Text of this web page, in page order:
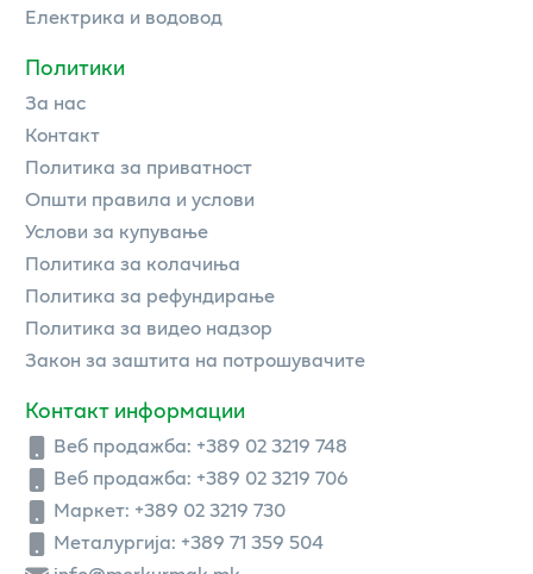
Електрика и водовод
Политики
За нас
Контакт
Политика за приватност
Општи правила и услови
Услови за купување
Политика за колачиња
Политика за рефундирање
Политика за видео надзор
Закон за заштита на потрошувачите
Контакт информации
Веб продажба: +389 02 3219 748
Веб продажба: +389 02 3219 706
Маркет: +389 02 3219 730
Металургија: +389 71 359 504